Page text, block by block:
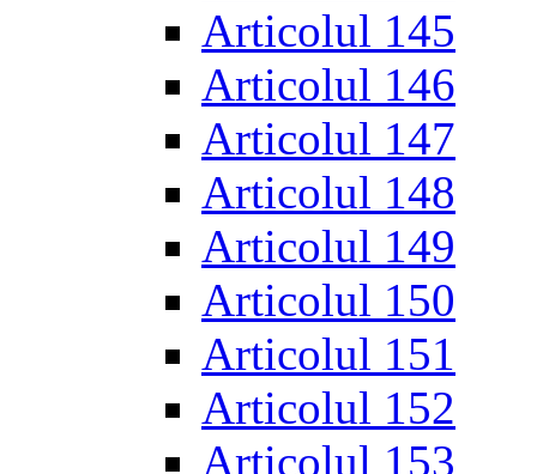
Articolul 145
Articolul 146
Articolul 147
Articolul 148
Articolul 149
Articolul 150
Articolul 151
Articolul 152
Articolul 153